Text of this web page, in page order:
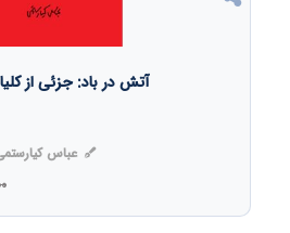
آتش در باد: جزئی از
عباس